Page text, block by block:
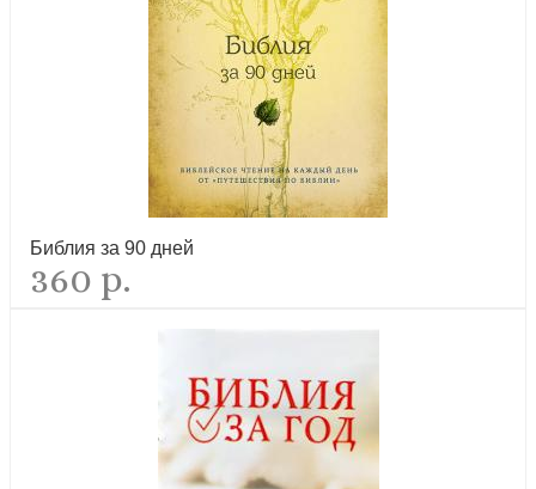
Беньян Д. Путешествие Пилигрима в Небесную Страну
Библия за 90 дней
360 р.